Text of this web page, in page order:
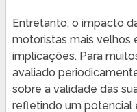
Entretanto, o impacto
motoristas mais velhos
implicações. Para
avaliado
sobre a validade das
refletindo um potencial